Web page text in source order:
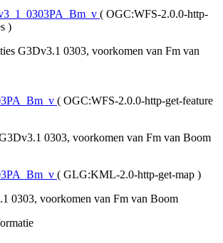
( OGC:WFS-2.0.0-http-
)
G3Dv3.1 0303, voorkomen van Fm van
( OGC:WFS-2.0.0-http-get-feature
0303, voorkomen van Fm van Boom
( GLG:KML-2.0-http-get-map )
0303, voorkomen van Fm van Boom